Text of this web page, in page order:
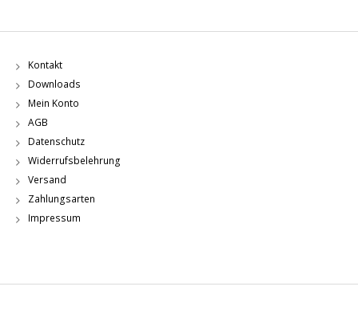
Kontakt
Downloads
Mein Konto
AGB
Datenschutz
Widerrufsbelehrung
Versand
Zahlungsarten
Impressum